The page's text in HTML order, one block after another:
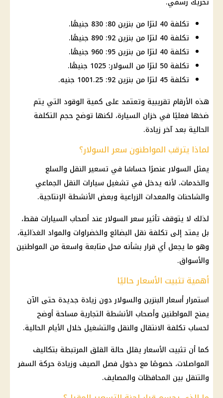
تكلفة 40 لترًا من بنزين 80: 830 جنيهًا.
تكلفة 40 لترًا من بنزين 92: 890 جنيهًا.
تكلفة 40 لترًا من بنزين 95: 960 جنيهًا.
تكلفة 50 لترًا من السولار: 1025 جنيهًا.
تكلفة 45 لترًا من بنزين 92: 1001.25 جنيه.
هذه الأرقام تقريبية وتعتمد على كمية الوقود التي يتم
ضخها فعليًا في خزان السيارة، لكنها توضح حجم التكلفة
الحالية بعد آخر زيادة.
لماذا يترقب المواطنون سعر السولار؟
يمثل السولار عنصرًا حساسًا في تسعير النقل والسلع
والخدمات، لأنه يدخل في تشغيل سيارات النقل الجماعي
والشاحنات والمعدات الزراعية وبعض الأنشطة الإنتاجية.
لذلك لا يتوقف تأثير سعر السولار عند أصحاب السيارات فقط،
بل يمتد إلى تكلفة نقل البضائع والخضراوات والمواد الغذائية،
وهو ما يجعل أي قرار بشأنه محل متابعة واسعة من المواطنين
والأسواق.
أهمية تثبيت الأسعار حاليًا
استمرار أسعار البنزين والسولار دون زيادة جديدة حتى الآن
يمنح المواطنين وأصحاب الأنشطة التجارية مساحة أوضح
لحساب تكلفة الانتقال والنقل والتشغيل خلال الأيام الحالية.
كما أن تثبيت الأسعار يقلل حالة القلق المرتبطة بتكاليف
المواصلات، خصوصًا مع دخول فصل الصيف وزيادة حركة السفر
والتنقل بين المحافظات والمصايف.